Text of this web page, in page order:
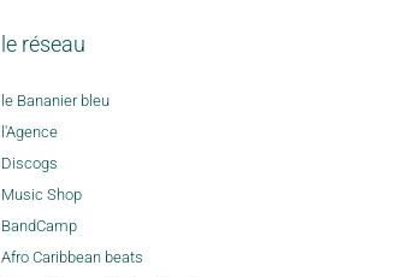
le réseau
le Bananier bleu
l'Agence
Discogs
Music Shop
BandCamp
Afro Caribbean beats